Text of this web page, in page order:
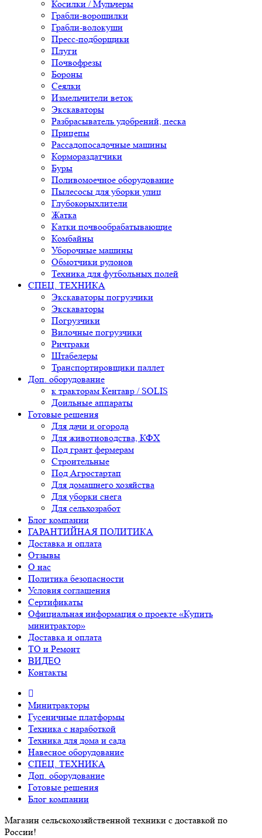
Косилки / Мульчеры
Грабли-ворошилки
Грабли-волокуши
Пресс-подборщики
Плуги
Почвофрезы
Бороны
Сеялки
Измельчители веток
Экскаваторы
Разбрасыватель удобрений, песка
Прицепы
Рассадопосадочные машины
Кормораздатчики
Буры
Поливомоечное оборудование
Пылесосы для уборки улиц
Глубокорыхлители
Жатка
Катки почвообрабатывающие
Комбайны
Уборочные машины
Обмотчики рулонов
Техника для футбольных полей
СПЕЦ. ТЕХНИКА
Экскаваторы погрузчики
Экскаваторы
Погрузчики
Вилочные погрузчики
Ричтраки
Штабелеры
Транспортировщики паллет
Доп. оборудование
к тракторам Кентавр / SOLIS
Доильные аппараты
Готовые решения
Для дачи и огорода
Для животноводства, КФХ
Под грант фермерам
Строительные
Под Агростартап
Для домашнего хозяйства
Для уборки снега
Для сельхозработ
Блог компании
ГАРАНТИЙНАЯ ПОЛИТИКА
Доставка и оплата
Отзывы
О нас
Политика безопасности
Условия соглашения
Сертификаты
Официальная информация о проекте «Купить
минитрактор»
Доставка и оплата
ТО и Ремонт
ВИДЕО
Контакты
Минитракторы
Гусеничные платформы
Техника с наработкой
Техника для дома и сада
Навесное оборудование
СПЕЦ. ТЕХНИКА
Доп. оборудование
Готовые решения
Блог компании
Магазин сельскохозяйственной техники с доставкой по
России!